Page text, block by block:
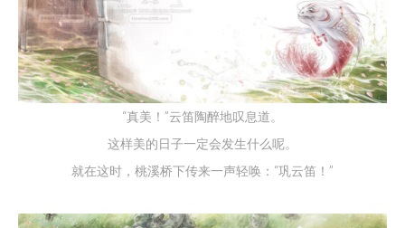
“真美！”云笛陶醉地叹息道。
这样美的日子一定会发生什么呢。
就在这时，桃溪桥下传来一声轻唤：“巩云笛！”